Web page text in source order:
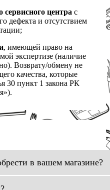
сервисного центра с
дефекта и отсутствием
, имеющей право на
экспертизе (наличие
Возврату/обмену не
качества, которые
30 пункт 1 закона РК
в вашем магазине?